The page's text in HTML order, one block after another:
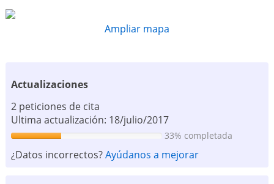
Ampliar mapa
Actualizaciones
2 peticiones de cita
Ultima actualización: 18/julio/2017
33% completada
¿Datos incorrectos?Ayúdanos a mejorar